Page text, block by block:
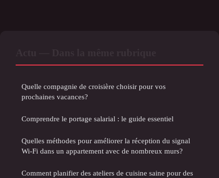
Quelle compagnie de croisière choisir pour vos
prochaines vacances?
Comprendre le portage salarial : le guide essentiel
Quelles méthodes pour améliorer la réception du signal
Wi-Fi dans un appartement avec de nombreux murs?
Comment planifier des ateliers de cuisine saine pour des